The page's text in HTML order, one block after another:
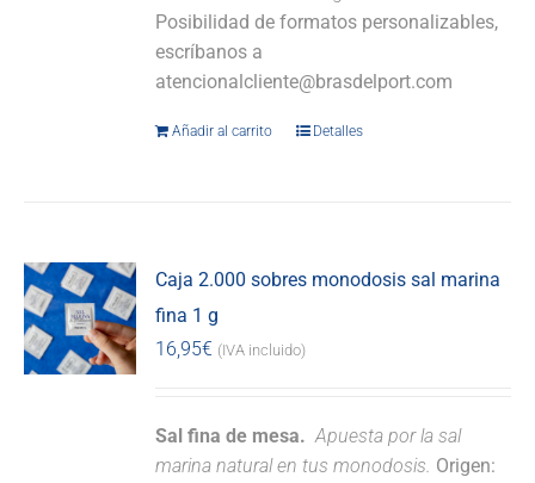
Posibilidad de formatos personalizables,
escríbanos a
atencionalcliente@brasdelport.com
Añadir al carrito Detalles
Caja 2.000 sobres monodosis sal marina
fina 1 g
16,95€ (IVA incluido)
Sal fina de mesa. Apuesta por la sal
marina natural en tus monodosis. Origen: